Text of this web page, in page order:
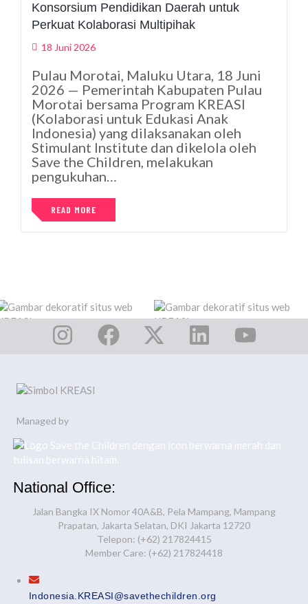
Konsorsium Pendidikan Daerah untuk
Perkuat Kolaborasi Multipihak
18 Juni 2026
Pulau Morotai, Maluku Utara, 18 Juni
2026 — Pemerintah Kabupaten Pulau
Morotai bersama Program KREASI
(Kolaborasi untuk Edukasi Anak
Indonesia) yang dilaksanakan oleh
Stimulant Institute dan dikelola oleh
Save the Children, melakukan
pengukuhan…
READ MORE
Managed by
National Office:
Jalan Bangka IX Nomor 40A&B, Pela Mampang, Mampang
Prapatan, Jakarta Selatan, DKI Jakarta 12720
Telepon: (+62) 217824415
Member Care: (+62) 217824418
Indonesia.KREASI@savethechildren.org